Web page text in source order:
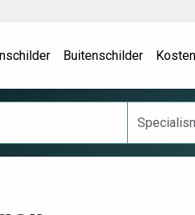
Buitenschilder Kosten